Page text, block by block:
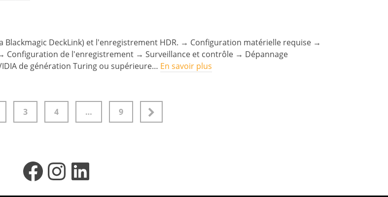
Blackmagic DeckLink) et l'enregistrement HDR. → Configuration matérielle requise →
Configuration de l'enregistrement → Surveillance et contrôle → Dépannage
de génération Turing ou supérieure… En savoir plus
3 4 … 9
Facebook
Instagram
LinkedIn